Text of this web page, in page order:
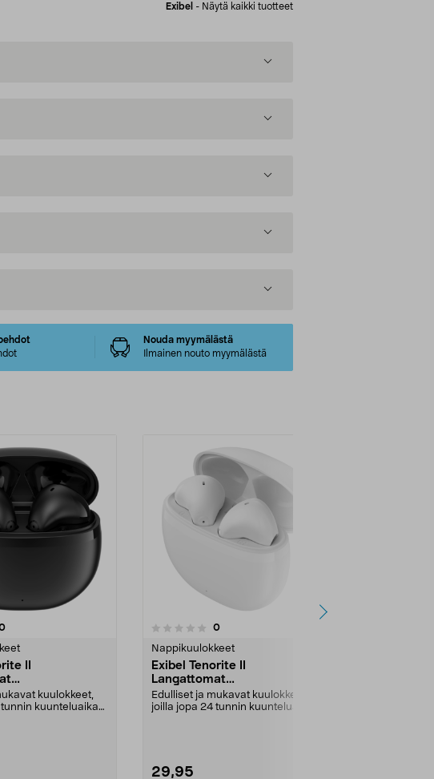
Exibel - Näytä kaikki tuotteet
Nouda myymälästä
Ilmainen nouto myymälästä
arvostelut
II
True
kuulokkeet,
kuunteluaika
viidestä
0arvostelut
Nappikuulokkeet
Exibel Tenorite II
Langattomat
nappikuulokkeet, True
Wireless
Edulliset ja mukavat kuulokkeet,
joilla jopa 24 tunnin kuunteluaika
29,95
3.5viidestä